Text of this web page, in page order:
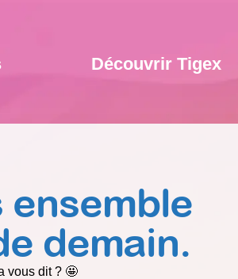
Découvrir Tigex
ensemble
demain.
vous dit ? 🤩